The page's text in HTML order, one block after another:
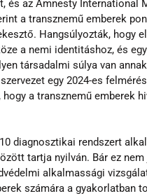
és az Amnesty International
a transznemű emberek
Hangsúlyozták, hogy
a nemi identitáshoz, és
társadalmi súlya van
egy 2024-es
hogy a transznemű emberek
diagnosztikai rendszert
tartja nyilván. Bár ez
alkalmassági
számára a gyakorlatban